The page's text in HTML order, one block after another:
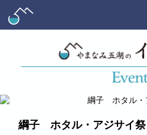
綱子 ホタル・アジサイ祭